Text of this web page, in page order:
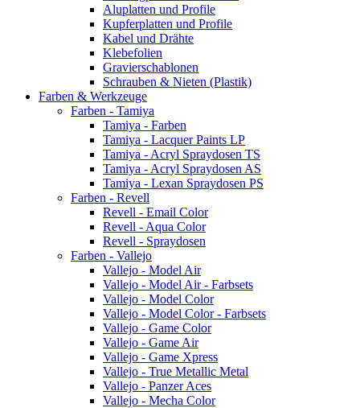
Aluplatten und Profile
Kupferplatten und Profile
Kabel und Drähte
Klebefolien
Gravierschablonen
Schrauben & Nieten (Plastik)
Farben & Werkzeuge
Farben - Tamiya
Tamiya - Farben
Tamiya - Lacquer Paints LP
Tamiya - Acryl Spraydosen TS
Tamiya - Acryl Spraydosen AS
Tamiya - Lexan Spraydosen PS
Farben - Revell
Revell - Email Color
Revell - Aqua Color
Revell - Spraydosen
Farben - Vallejo
Vallejo - Model Air
Vallejo - Model Air - Farbsets
Vallejo - Model Color
Vallejo - Model Color - Farbsets
Vallejo - Game Color
Vallejo - Game Air
Vallejo - Game Xpress
Vallejo - True Metallic Metal
Vallejo - Panzer Aces
Vallejo - Mecha Color